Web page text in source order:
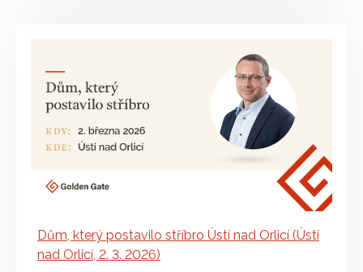
Dům, který postavilo stříbro Ústí nad Orlicí (Ústí
nad Orlicí, 2. 3. 2026)